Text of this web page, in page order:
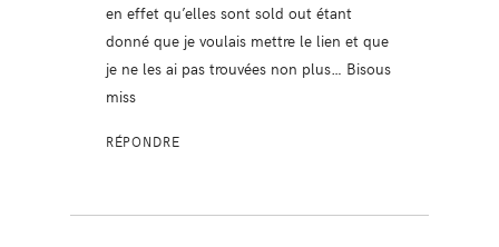
en effet qu’elles sont sold out étant
donné que je voulais mettre le lien et que
je ne les ai pas trouvées non plus… Bisous
miss
RÉPONDRE